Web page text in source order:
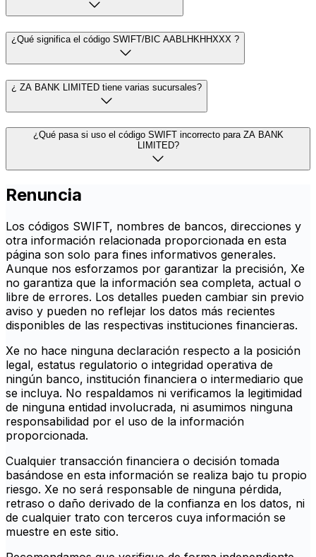
¿Qué significa el código SWIFT/BIC AABLHKHHXXX ?
¿ ZA BANK LIMITED tiene varias sucursales?
¿Qué pasa si uso el código SWIFT incorrecto para ZA BANK
LIMITED?
Renuncia
Los códigos SWIFT, nombres de bancos, direcciones y
otra información relacionada proporcionada en esta
página son solo para fines informativos generales.
Aunque nos esforzamos por garantizar la precisión, Xe
no garantiza que la información sea completa, actual o
libre de errores. Los detalles pueden cambiar sin previo
aviso y pueden no reflejar los datos más recientes
disponibles de las respectivas instituciones financieras.
Xe no hace ninguna declaración respecto a la posición
legal, estatus regulatorio o integridad operativa de
ningún banco, institución financiera o intermediario que
se incluya. No respaldamos ni verificamos la legitimidad
de ninguna entidad involucrada, ni asumimos ninguna
responsabilidad por el uso de la información
proporcionada.
Cualquier transacción financiera o decisión tomada
basándose en esta información se realiza bajo tu propio
riesgo. Xe no será responsable de ninguna pérdida,
retraso o daño derivado de la confianza en los datos, ni
de cualquier trato con terceros cuya información se
muestre en este sitio.